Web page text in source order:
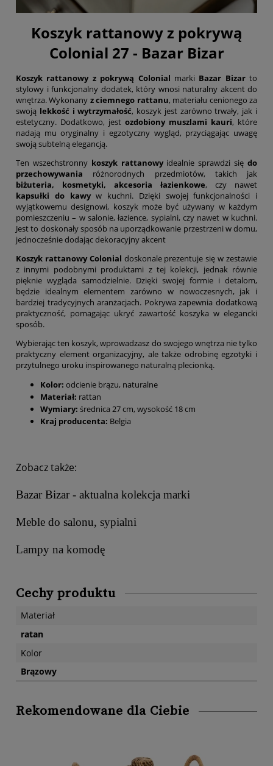
Koszyk rattanowy z pokrywą
Colonial 27 - Bazar Bizar
Koszyk rattanowy z pokrywą Colonial marki Bazar Bizarto
stylowy i funkcjonalny dodatek, który wnosi naturalny akcent do
wnętrza. Wykonany z ciemnego rattanu, materiału cenionego za
swoją lekkość i wytrzymałość, koszyk jest zarówno trwały, jak i
estetyczny. Dodatkowo, jest ozdobiony muszlami kauri, które
nadają mu oryginalny i egzotyczny wygląd, przyciągając uwagę
swoją subtelną elegancją.
Ten wszechstronny koszyk rattanowyidealnie sprawdzi siędo
przechowywania różnorodnych przedmiotów, takich jak
biżuteria, kosmetyki, akcesoria łazienkowe, czy nawet
kapsułki do kawyw kuchni. Dzięki swojej funkcjonalności i
wyjątkowemu designowi, koszyk może być używany w każdym
pomieszczeniu – w salonie, łazience, sypialni, czy nawet w kuchni.
Jest to doskonały sposób na uporządkowanie przestrzeni w domu,
jednocześnie dodając dekoracyjny akcent
Koszyk rattanowy Colonial doskonale prezentuje się w zestawie
z innymi podobnymi produktami z tej kolekcji, jednak równie
pięknie wygląda samodzielnie. Dzięki swojej formie i detalom,
będzie idealnym elementem zarówno w nowoczesnych, jak i
bardziej tradycyjnych aranżacjach. Pokrywa zapewnia dodatkową
praktyczność, pomagając ukryć zawartość koszyka w elegancki
sposób.
Wybierając ten koszyk, wprowadzasz do swojego wnętrza nie tylko
praktyczny element organizacyjny, ale także odrobinę egzotyki i
przytulnego uroku inspirowanego naturalną plecionką.
Kolor: odcienie brązu, naturalne
Materiał: rattan
Wymiary: średnica 27 cm, wysokość 18 cm
Kraj producenta: Belgia
Zobacz także:
Bazar Bizar - aktualna kolekcja marki
Meble do salonu, sypialni
Lampy na komodę
Cechy produktu
Materiał
ratan
Kolor
Brązowy
Rekomendowane dla Ciebie